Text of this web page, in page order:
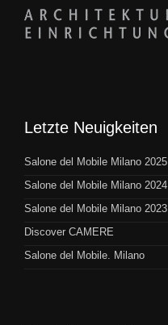
Letzte Neuigkeiten
Salone del Mobile Milano 2025
Salone del Mobile Milano 2024
Salone del Mobile Milano 2023
Discover CAMERE
Salone del Mobile. Milano